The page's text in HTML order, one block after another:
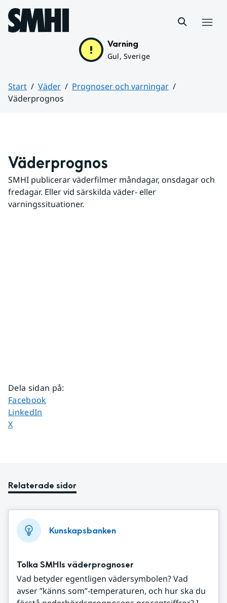
Hoppa till sidans innehåll
Varning
Gul, Sverige
Start Väder
Prognoser och varningar
Väderprognos
Väderprognos
SMHI publicerar väderfilmer måndagar, onsdagar och
fredagar. Eller vid särskilda väder- eller
varningssituationer.
Dela sidan på:
Dela sidan på
Facebook
Dela sidan på
LinkedIn
Dela sidan på
X
Relaterade sidor
Kunskapsbanken
Tolka SMHIs väderprognoser
Vad betyder egentligen vädersymbolen? Vad
avser ”känns som”-temperaturen, och hur ska du